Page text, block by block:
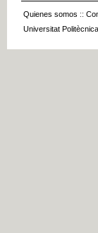
Quienes somos ::
Universitat